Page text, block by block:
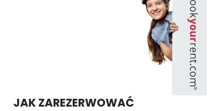
JAK ZAREZERWOWAĆ